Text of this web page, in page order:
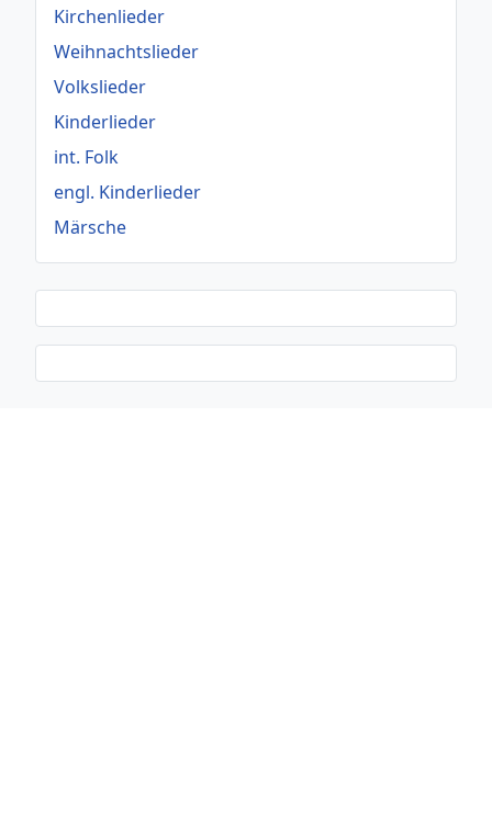
Kirchenlieder
Weihnachtslieder
Volkslieder
Kinderlieder
int. Folk
engl. Kinderlieder
Märsche